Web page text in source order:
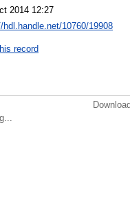
2014 12:27
hdl.handle.net/10760/19908
record